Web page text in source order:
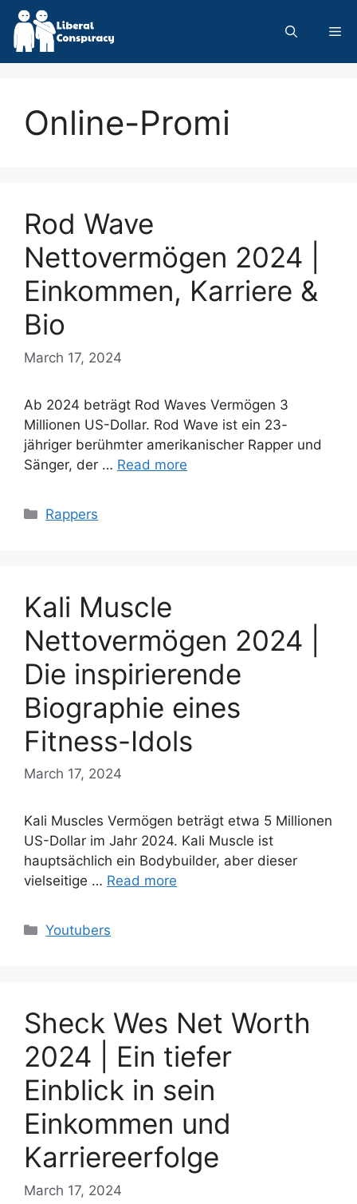
Skip
content
Online-Promi
Rod Wave
Nettovermögen 2024 |
Einkommen, Karriere &
Bio
March 17, 2024
Ab 2024 beträgt Rod Waves Vermögen 3
Millionen US-Dollar. Rod Wave ist ein 23-
jähriger berühmter amerikanischer Rapper und
Sänger, der … Read more
Categories
Rappers
Kali Muscle
Nettovermögen 2024 |
Die inspirierende
Biographie eines
Fitness-Idols
March 17, 2024
Kali Muscles Vermögen beträgt etwa 5 Millionen
US-Dollar im Jahr 2024. Kali Muscle ist
hauptsächlich ein Bodybuilder, aber dieser
vielseitige … Read more
Categories
Youtubers
Sheck Wes Net Worth
2024 | Ein tiefer
Einblick in sein
Einkommen und
Karriereerfolge
March 17, 2024